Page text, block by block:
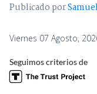
Publicado por
Viernes 07 Agosto,
Seguimos criterios de